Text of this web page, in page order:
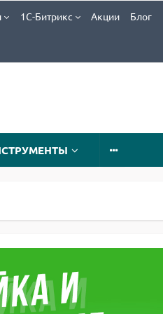
1С-Битрикс Акции Блог